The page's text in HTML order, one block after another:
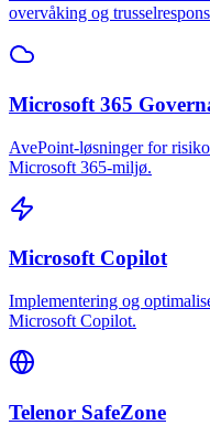
overvåking og
Microsoft 365
AvePoint-løsninger for
Microsoft 365-miljø.
Microsoft Copilot
Implementering og
Microsoft Copilot.
Telenor SafeZone